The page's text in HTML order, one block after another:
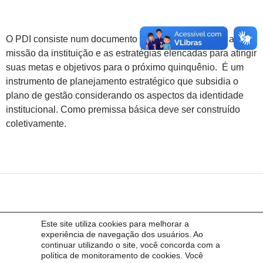
Este site utiliza cookies para melhorar a
experiência de navegação dos usuários. Ao
continuar utilizando o site, você concorda com a
política de monitoramento de cookies. Você
O PDI consiste num documento onde estão definidas a
missão da instituição e as estratégias elencadas para atingir
suas metas e objetivos para o próximo quinquênio. É um
instrumento de planejamento estratégico que subsidia o
plano de gestão considerando os aspectos da identidade
institucional. Como premissa básica deve ser construído
coletivamente.